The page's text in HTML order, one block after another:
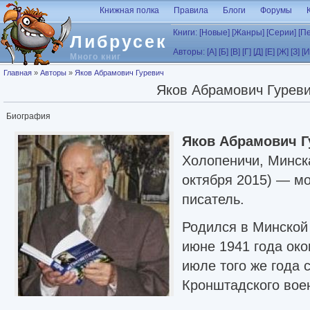
Перейти к основному содержанию
Либрусек
Много книг
Книжная полка Правила Блоги Форумы
Книги: [Новые] [Жанры] [Серии]
Авторы: [А] [Б] [В] [Г] [Д] [Е] [Ж] [З]
Вы здесь
Главная » Авторы » Яков Абрамович Гуревич
Яков Абрамович
Биография
Яков Абрамович
Холопеничи,
октября 2015) —
писатель.
Родился в
июне 1941 года
июле того же года
Кронштадского